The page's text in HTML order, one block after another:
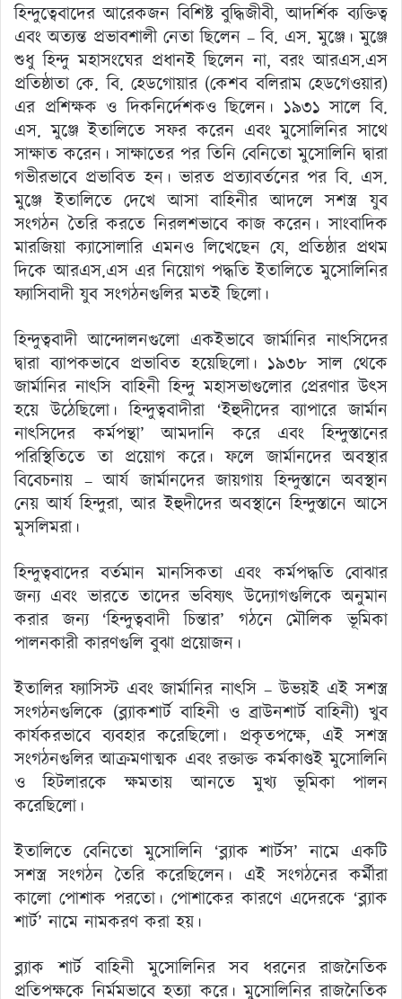
হিন্দুত্বেবাদের আরেকজন বিশিষ্ট বুদ্ধিজীবী, আদর্শিক ব্যক্তিত্ব
এবং অত্যন্ত প্রভাবশালী নেতা ছিলেন – বি. এস. মুঞ্জে। মুঞ্জে
শুধু হিন্দু মহাসংঘের প্রধানই ছিলেন না, বরং আরএস.এস
প্রতিষ্ঠাতা কে. বি. হেডগোয়ার (কেশব বলিরাম হেডগেওয়ার)
এর প্রশিক্ষক ও দিকনির্দেশকও ছিলেন। ১৯৩১ সালে বি.
এস. মুঞ্জে ইতালিতে সফর করেন এবং মুসোলিনির সাথে
সাক্ষাত করেন। সাক্ষাতের পর তিনি বেনিতো মুসোলিনি দ্বারা
গভীরভাবে প্রভাবিত হন। ভারত প্রত্যাবর্তনের পর বি. এস.
মুঞ্জে ইতালিতে দেখে আসা বাহিনীর আদলে সশস্ত্র যুব
সংগঠন তৈরি করতে নিরলশভাবে কাজ করেন। সাংবাদিক
মারজিয়া ক্যাসোলারি এমনও লিখেছেন যে, প্রতিষ্ঠার প্রথম
দিকে আরএস.এস এর নিয়োগ পদ্ধতি ইতালিতে মুসোলিনির
ফ্যাসিবাদী যুব সংগঠনগুলির মতই ছিলো।
হিন্দুত্ববাদী আন্দোলনগুলো একইভাবে জার্মানির নাৎসিদের
দ্বারা ব্যাপকভাবে প্রভাবিত হয়েছিলো। ১৯৩৮ সাল থেকে
জার্মানির নাৎসি বাহিনী হিন্দু মহাসভাগুলোর প্রেরণার উৎস
হয়ে উঠেছিলো। হিন্দুত্ববাদীরা ‘ইহুদীদের ব্যাপারে জার্মান
নাৎসিদের কর্মপন্থা’ আমদানি করে এবং হিন্দুস্তানের
পরিস্থিতিতে তা প্রয়োগ করে। ফলে জার্মানদের অবস্থার
বিবেচনায় – আর্য জার্মানদের জায়গায় হিন্দুস্তানে অবস্থান
নেয় আর্য হিন্দুরা, আর ইহুদীদের অবস্থানে হিন্দুস্তানে আসে
মুসলিমরা।
হিন্দুত্ববাদের বর্তমান মানসিকতা এবং কর্মপদ্ধতি বোঝার
জন্য এবং ভারতে তাদের ভবিষ্যৎ উদ্যোগগুলিকে অনুমান
করার জন্য ‘হিন্দুত্ববাদী চিন্তার’ গঠনে মৌলিক ভূমিকা
পালনকারী কারণগুলি বুঝা প্রয়োজন।
ইতালির ফ্যাসিস্ট এবং জার্মানির নাৎসি – উভয়ই এই সশস্ত্র
সংগঠনগুলিকে (ব্ল্যাকশার্ট বাহিনী ও ব্রাউনশার্ট বাহিনী) খুব
কার্যকরভাবে ব্যবহার করেছিলো। প্রকৃতপক্ষে, এই সশস্ত্র
সংগঠনগুলির আক্রমণাত্মক এবং রক্তাক্ত কর্মকাণ্ডই মুসোলিনি
ও হিটলারকে ক্ষমতায় আনতে মুখ্য ভূমিকা পালন
করেছিলো।
ইতালিতে বেনিতো মুসোলিনি ‘ব্ল্যাক শার্টস’ নামে একটি
সশস্ত্র সংগঠন তৈরি করেছিলেন। এই সংগঠনের কর্মীরা
কালো পোশাক পরতো। পোশাকের কারণে এদেরকে ‘ব্ল্যাক
শার্ট’ নামে নামকরণ করা হয়।
ব্ল্যাক শার্ট বাহিনী মুসোলিনির সব ধরনের রাজনৈতিক
প্রতিপক্ষকে নির্মমভাবে হত্যা করে। মুসোলিনির রাজনৈতিক